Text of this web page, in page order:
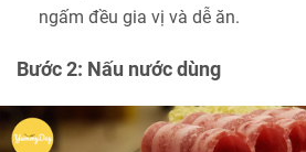
ngấm đều gia vị và dễ ăn.
Bước 2: Nấu nước dùng